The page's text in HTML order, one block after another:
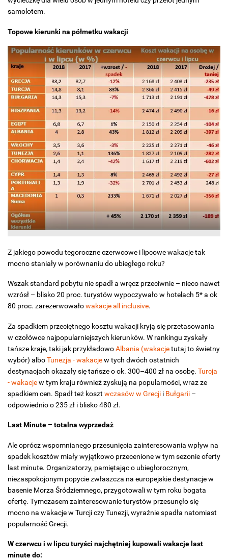
samolotem.
Topowe kierunki na półmetku wakacji
Z jakiego powodu tegoroczne czerwcowe i lipcowe wakacje tak
mocno staniały w porównaniu do ubiegłego roku?
Wszak standard pobytu nie spadł a wręcz przeciwnie – nieco nawet
wzrósł – blisko 20 proc. turystów wypoczywało w hotelach 5* a ok
80 proc. zarezerwowałowakacje all inclusive.
Za spadkiem przeciętnego kosztu wakacji kryją się przetasowania
w czołówce najpopularniejszych kierunków. W rankingu zyskały
tańsze kraje, taki jak przykładowoAlbania (wakacjetutaj to świetny
wybór) alboTunezja - wakacjew tych dwóch ostatnich
destynacjach okazały się tańsze o ok. 300–400 zł na osobę. Turcja
- wakacjew tym kraju również zyskują na popularności, wraz ze
spadkiem cen. Spadł też koszt wczasów w Grecji i Bułgarii –
odpowiednio o 235 zł i blisko 480 zł.
Last Minute – totalna wyprzedaż
Ale oprócz wspomnianego przesunięcia zainteresowania wpływ na
spadek kosztów miały wyjątkowo przecenione w tym sezonie oferty
last minute. Organizatorzy, pamiętając o ubiegłorocznym,
niezaspokojonym popycie zwłaszcza na europejskie destynacje w
basenie Morza Śródziemnego, przygotowali w tym roku bogata
ofertę. Tymczasem zainteresowanie turystów przesunęło się
mocno na wakacje w Turcji czy Tunezji, wyraźnie spadła natomiast
popularność Grecji.
W czerwcu i w lipcu turyści najchętniej kupowali wakacje last
minute do: